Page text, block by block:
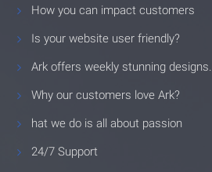
How you can impact customers
Is your website user friendly?
Ark offers weekly stunning designs.
Why our customers love Ark?
hat we do is all about passion
24/7 Support